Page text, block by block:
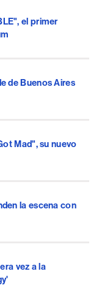
el primer
de Buenos Aires
Mad", su nuevo
la escena con
vez a la